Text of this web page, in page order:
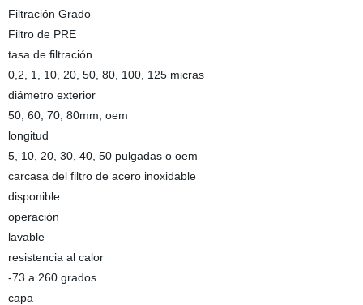
Filtración Grado
Filtro de PRE
tasa de filtración
0,2, 1, 10, 20, 50, 80, 100, 125 micras
diámetro exterior
50, 60, 70, 80mm, oem
longitud
5, 10, 20, 30, 40, 50 pulgadas o oem
carcasa del filtro de acero inoxidable
disponible
operación
lavable
resistencia al calor
-73 a 260 grados
capa